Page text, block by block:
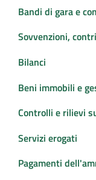
Bandi di gara e
Sovvenzioni,
Bilanci
Beni immobili e
Controlli e rilievi
Servizi erogati
Pagamenti